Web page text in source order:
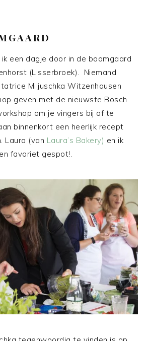
een dagje door in de boomgaard
(Lisserbroek). Niemand
Miljuschka Witzenhausen
geven met de nieuwste Bosch
om je vingers bij af te
binnenkort een heerlijk recept
Laura (van Laura’s Bakery) en ik
favoriet gespot!.